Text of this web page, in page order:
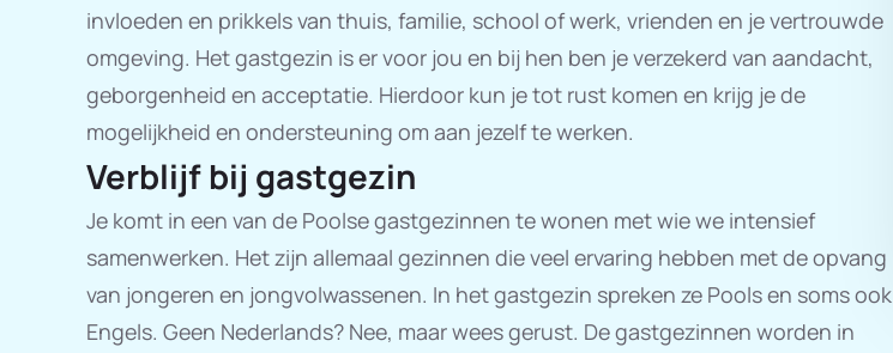
invloeden en prikkels van thuis, familie, school of werk, vrienden en je vertrouwde
omgeving. Het gastgezin is er voor jou en bij hen ben je verzekerd van aandacht,
geborgenheid en acceptatie. Hierdoor kun je tot rust komen en krijg je de
mogelijkheid en ondersteuning om aan jezelf te werken.
Verblijf bij gastgezin
Je komt in een van de Poolse gastgezinnen te wonen met wie we intensief
samenwerken. Het zijn allemaal gezinnen die veel ervaring hebben met de opvang
van jongeren en jongvolwassenen. In het gastgezin spreken ze Pools en soms ook
Engels. Geen Nederlands? Nee, maar wees gerust. De gastgezinnen worden in